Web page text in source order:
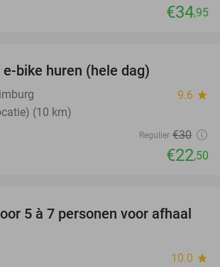
€34,95
bike huren (hele dag)
9.6 star
(10 km)
Regulier €30
€22,50
35%
5 à 7 personen voor afhaal
10.0 star